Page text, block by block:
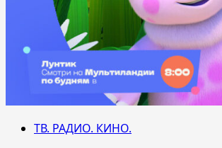
ТВ. РАДИО. КИНО.